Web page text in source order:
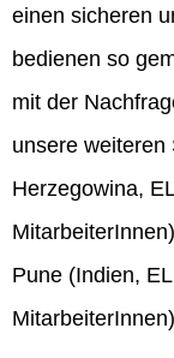
einen sicheren
bedienen so
mit der
unsere weiteren
Herzegowina,
Pune (Indien,